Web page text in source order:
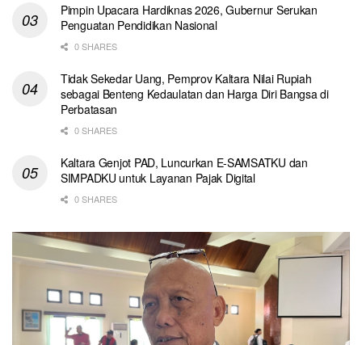
Pimpin Upacara Hardiknas 2026, Gubernur Serukan
Penguatan Pendidikan Nasional
0 SHARES
Tidak Sekedar Uang, Pemprov Kaltara Nilai Rupiah
sebagai Benteng Kedaulatan dan Harga Diri Bangsa di
Perbatasan
0 SHARES
Kaltara Genjot PAD, Luncurkan E-SAMSATKU dan
SIMPADKU untuk Layanan Pajak Digital
0 SHARES